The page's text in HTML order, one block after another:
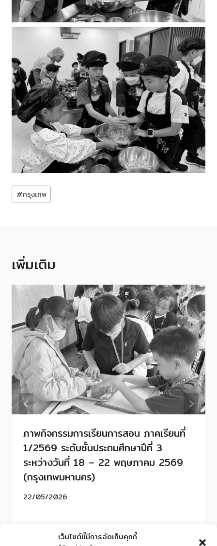
เว็บไซต์นี้มีการจัดเก็บคุกกี้
Post
Tags:
#กรุงเทพ
เพิ่มเติม
ภาพกิจกรรมการเรียนการสอน ภาคเรียนที่
1/2569 ระดับชั้นประถมศึกษาปีที่ 3
ระหว่างวันที่ 18 – 22 พฤษภาคม 2569
(กรุงเทพมหานคร)
22/05/2026